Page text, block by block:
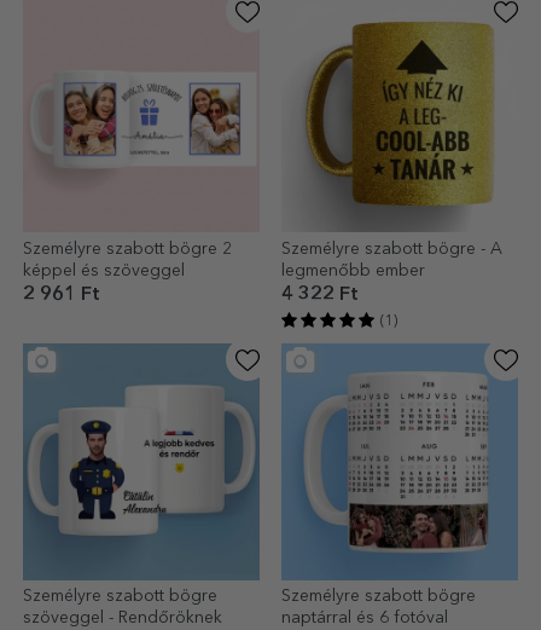
Személyre szabott bögre 2
képpel és szöveggel
2 961 Ft
Személyre szabott bögre - A
legmenőbb ember
4 322 Ft
(1)
Személyre szabott bögre
szöveggel - Rendőröknek
Személyre szabott bögre
naptárral és 6 fotóval